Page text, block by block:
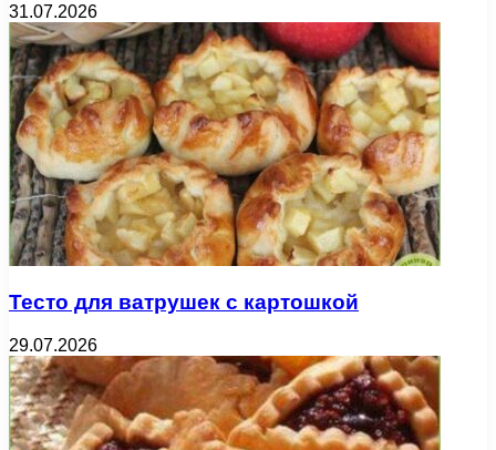
31.07.2026
Тесто для ватрушек с картошкой
29.07.2026